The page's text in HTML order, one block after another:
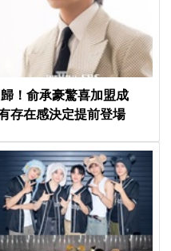
！俞承豪驚喜加盟成
存在感決定提前登場